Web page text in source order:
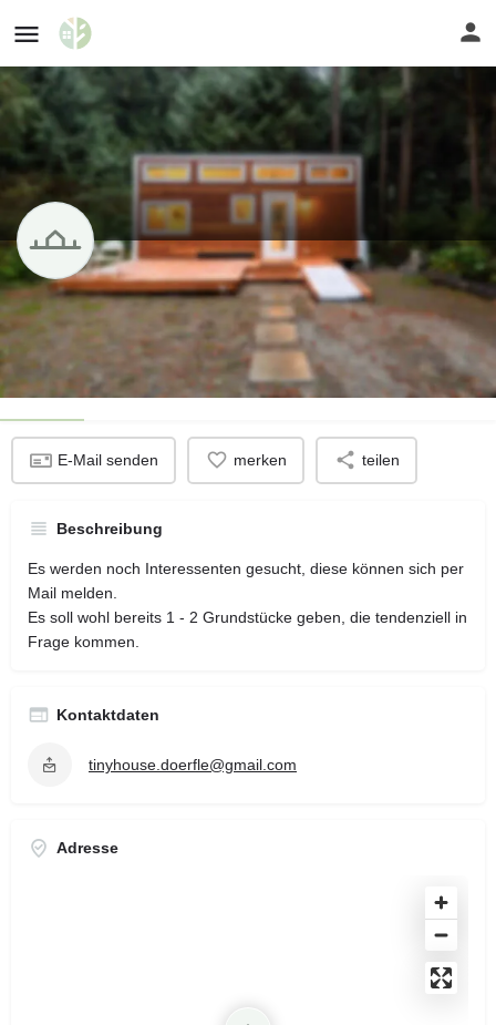
Tiny House Doerfle
Es werden noch Interessen gesucht
Profil
E-Mail senden merken teilen
Beschreibung
Es werden noch Interessenten gesucht, diese können sich per
Mail melden.
Es soll wohl bereits 1 - 2 Grundstücke geben, die tendenziell in
Frage kommen.
Kontaktdaten
tinyhouse.doerfle@gmail.com
Adresse